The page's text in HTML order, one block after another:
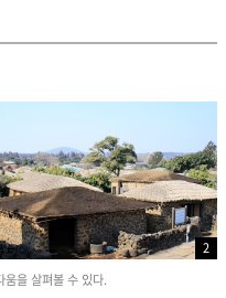
2
움을 살펴볼 수 있다.